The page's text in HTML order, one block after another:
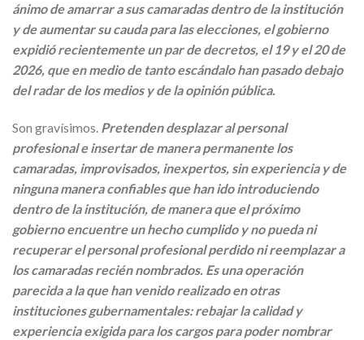
ánimo de amarrar a sus camaradas dentro de la institución
y de aumentar su cauda para las elecciones, el gobierno
expidió recientemente un par de decretos, el 19 y el 20 de
2026, que en medio de tanto escándalo han pasado debajo
del radar de los medios y de la opinión pública.
Son gravísimos. Pretenden desplazar al personal
profesional e insertar de manera permanente los
camaradas, improvisados, inexpertos, sin experiencia y de
ninguna manera confiables que han ido introduciendo
dentro de la institución, de manera que el próximo
gobierno encuentre un hecho cumplido y no pueda ni
recuperar el personal profesional perdido ni reemplazar a
los camaradas recién nombrados. Es una operación
parecida a la que han venido realizado en otras
instituciones gubernamentales: rebajar la calidad y
experiencia exigida para los cargos para poder nombrar